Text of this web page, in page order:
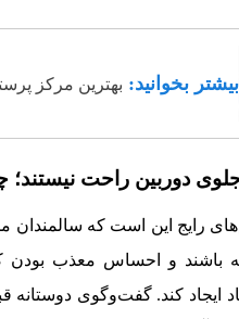
بیشتر بخوانید: بهترین مرکز
دوربین راحت
رایج این است که
باشند و احساس معذب بودن
ایجاد کند. گفت‌وگوی